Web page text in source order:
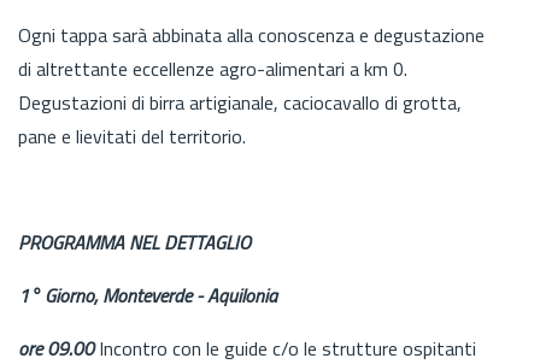
Ogni tappa sarà abbinata alla conoscenza e degustazione
di altrettante eccellenze agro-alimentari a km 0.
Degustazioni di birra artigianale, caciocavallo di grotta,
pane e lievitati del territorio.
PROGRAMMA NEL DETTAGLIO
1° Giorno, Monteverde - Aquilonia
ore 09.00Incontro con le guide c/o le strutture ospitanti